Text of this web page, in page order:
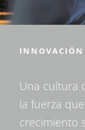
INNOVACIÓN
Una cultura
la fuerza
crecimiento